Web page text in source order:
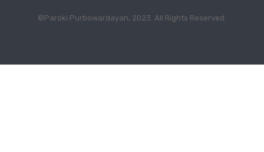
©Paroki Purbowardayan, 2023. All Rights Reserved.